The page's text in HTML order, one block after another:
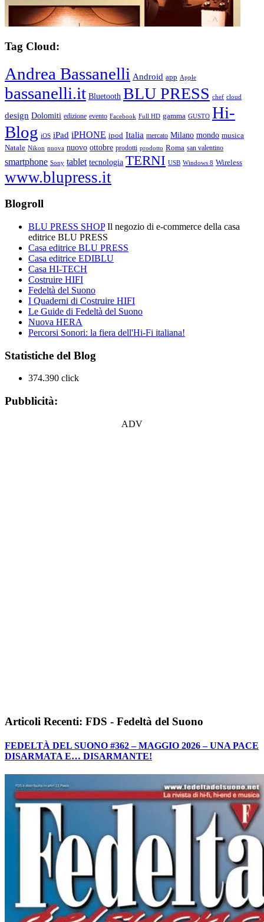
Tag Cloud:
Andrea Bassanelli Android app Apple
bassanelli.it Bluetooth BLU PRESS chef cloud
design Dolomiti edizione evento Facebook Full HD gamma GUSTO Hi-
Blog iOS iPad iPHONE ipod Italia mercato Milano mondo musica
Natale Nikon nuova nuovo ottobre prodotti prodotto Roma san valentino
smartphone Sony tablet tecnologia TERNI USB Windows 8 Wireless
www.blupress.it
Blogroll
BLU PRESS SHOPIl negozio di e-commerce della casa
editrice BLU PRESS
Casa editrice BLU PRESS
Casa editrice EDIBLU
Casa HI-TECH
Costruire HIFI
Fedeltà del Suono
I Quaderni di Costruire HIFI
Le Guide di Fedeltà del Suono
Nuova HERA
Percorsi Sonori: la fiera dell'Hi-Fi italiana!
Statistiche del Blog
374.390 click
Pubblicità:
ADV
Articoli Recenti: FDS - Fedeltà del Suono
FEDELTÀ DEL SUONO #362 – MAGGIO 2026 – UNA PACE
DISARMATA E… DISARMANTE!